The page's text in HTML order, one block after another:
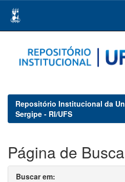
navigation
Repositório Institucional da
Sergipe - RI/UFS
Página de Busca
Buscar em: